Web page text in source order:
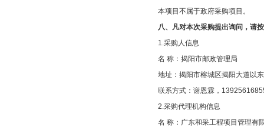
本项目不属于政府采购项目。
八、凡对本次采购提出询问，请
1.采购人信息
名 称：揭阳市邮政管理
地址：揭阳市榕城区揭
联系方式：谢恩霖，
2.采购代理机构信息
名 称：广东和采工